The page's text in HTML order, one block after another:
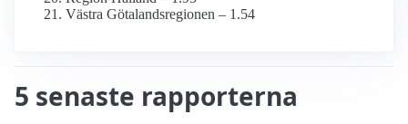
Västra Götalandsregionen – 1.54
5 senaste rapporterna